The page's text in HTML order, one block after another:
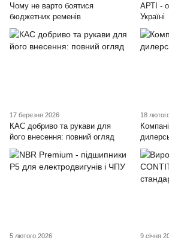
Чому не варто боятися
бюджетних ременів
АРТІ -
Україні
17 березня 2026
КАС добриво та рукави для
його внесення: повний огляд
18
5 лютого 2026 9 січня